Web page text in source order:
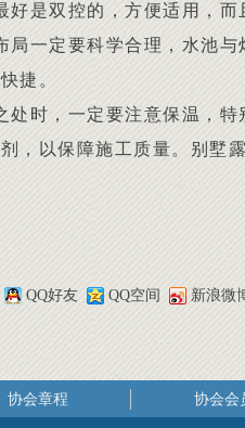
好是双控的，方便适用，
局一定要科学合理，水池
捷。
处时，一定要注意保温，
，以保障施工质量。别墅
QQ好友 QQ空间 新浪微
协会章程 协会会